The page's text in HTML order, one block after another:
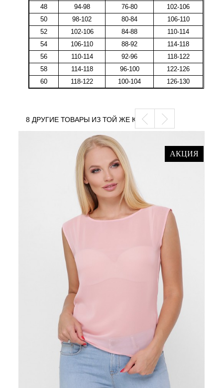
48
94-98 76-80
102-106
50
98-102 80-84
106-110
52
102-106 84-88
110-114
54
106-110 88-92
114-118
56
110-114 92-96
118-122
58
114-118 96-100
122-126
60
118-122 100-104 126-130
8 ДРУГИЕ ТОВАРЫ ИЗ ТОЙ ЖЕ КАТЕГОРИИ
АКЦИЯ